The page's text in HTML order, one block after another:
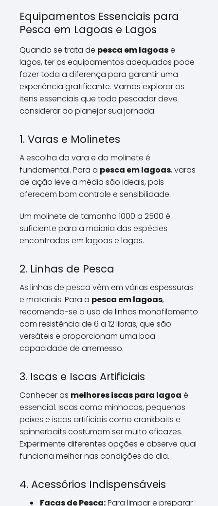
Equipamentos Essenciais para
Pesca em Lagoas e Lagos
Quando se trata de pesca em lagoase
lagos, ter os equipamentos adequados pode
fazer toda a diferença para garantir uma
experiência gratificante. Vamos explorar os
itens essenciais que todo pescador deve
considerar ao planejar sua jornada.
1. Varas e Molinetes
A escolha da vara e do molinete é
fundamental. Para a pesca em lagoas, varas
de ação leve a média são ideais, pois
oferecem bom controle e sensibilidade.
Um molinete de tamanho 1000 a 2500 é
suficiente para a maioria das espécies
encontradas em lagoas e lagos.
2. Linhas de Pesca
As linhas de pesca vêm em várias espessuras
e materiais. Para a pesca em lagoas,
recomenda-se o uso de linhas monofilamento
com resistência de 6 a 12 libras, que são
versáteis e proporcionam uma boa
capacidade de arremesso.
3. Iscas e Iscas Artificiais
Conhecer as melhores iscas para lagoa é
essencial. Iscas como minhocas, pequenos
peixes e iscas artificiais como crankbaits e
spinnerbaits costumam ser muito eficazes.
Experimente diferentes opções e observe qual
funciona melhor nas condições do dia.
4. Acessórios Indispensáveis
Facas de Pesca:Para limpar e preparar